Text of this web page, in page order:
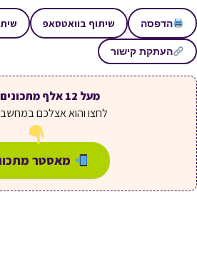
הדפסה שיתוף בוואטסאפ
העתקת קישור
מעל 12 אלף מתכונים חינם
לחצו והוא אצלכם במחשב
מאסטר